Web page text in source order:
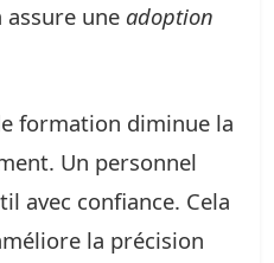
assure une adoption
formation diminue la
Un personnel
avec confiance. Cela
la précision